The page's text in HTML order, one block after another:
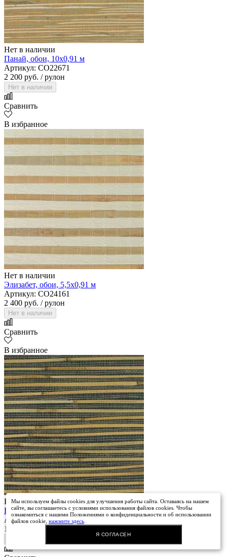
Alsafloor
Alta Step
Amoage
Нет в наличии
Панай, обои, 10х0,91 м
Артикул: CO22671
2 200 руб. / рулон
Нет в наличии
Сравнить
В избранное
Нет в наличии
Элизабет, обои, 5,5х0,91 м
Артикул: CO24161
2 400 руб. / рулон
Нет в наличии
Сравнить
В избранное
Нет в наличии
Бретань, обои, 5,5х0,91 м
Артикул: CO23291
1 597 руб.
Мы используем файлы cookies для улучшения работы сайта. Оставаясь на нашем
сайте, вы соглашаетесь с условиями использования файлов cookies. Чтобы
ознакомиться с нашими Положениями о конфиденциальности и об использовании
файлов cookie,нажмите здесь
Я СОГЛАСЕН